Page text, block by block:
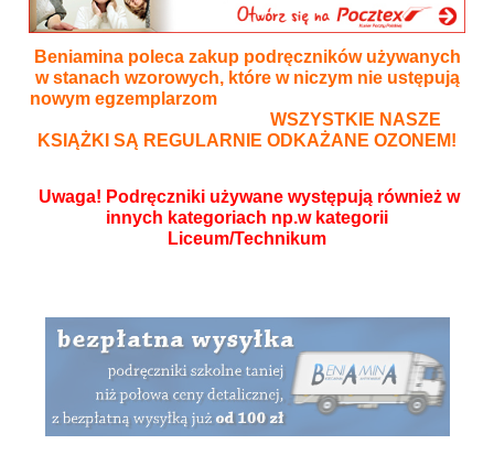
Beniamina poleca zakup podręczników używanych
w stanach wzorowych, które w niczym nie ustępują
nowym egzemplarzom
WSZYSTKIE NASZE
KSIĄŻKI SĄ REGULARNIE ODKAŻANE OZONEM!
Uwaga! Podręczniki używane występują również w
innych kategoriach np.w kategorii
Liceum/Technikum